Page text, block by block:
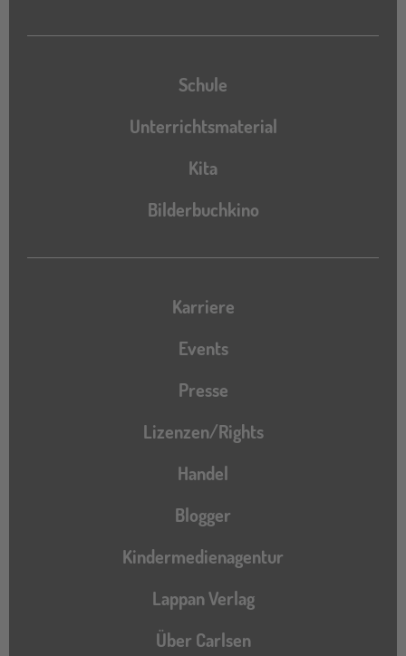
Schule
Unterrichtsmaterial
Kita
Bilderbuchkino
Karriere
Events
Presse
Lizenzen/Rights
Handel
Blogger
Kindermedienagentur
Lappan Verlag
Über Carlsen